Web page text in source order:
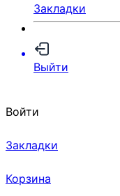
Закладки
Выйти
Войти
Закладки
Корзина